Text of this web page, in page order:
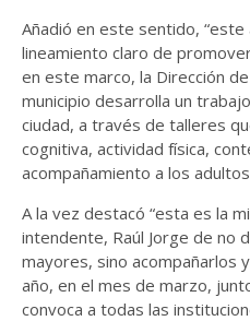
Añadió en este sentido,
lineamiento claro de
en este marco, la Dirección
municipio desarrolla un
ciudad, a través de talleres
cognitiva, actividad física,
acompañamiento a los
A la vez destacó “esta es la
intendente, Raúl Jorge de no
mayores, sino acompañarlos
año, en el mes de marzo,
convoca a todas las